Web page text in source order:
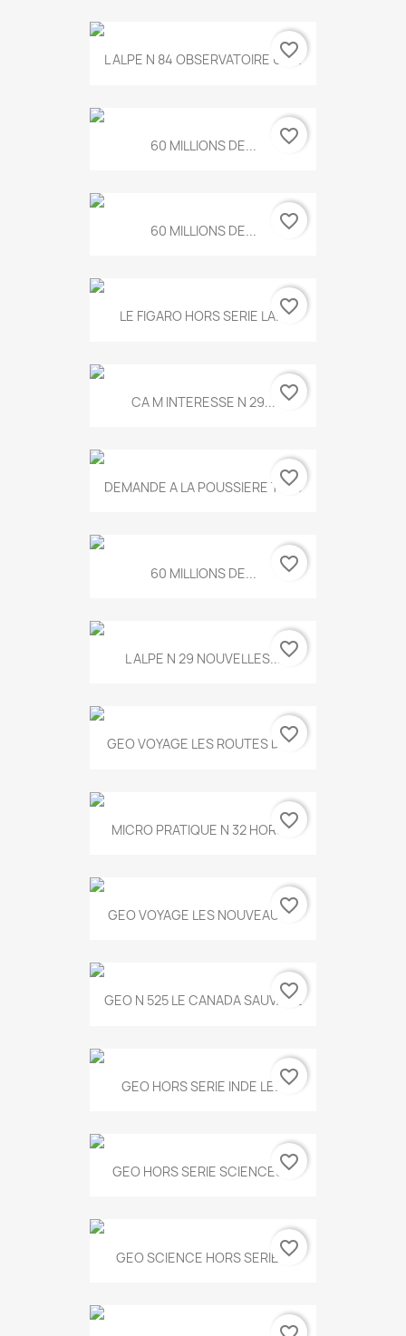
L ALPE N 84 OBSERVATOIRE UN...
favorite_border
60 MILLIONS DE... favorite_border
60 MILLIONS DE... favorite_border
LE FIGARO HORS SERIE LA...favorite_border
CA M INTERESSE N 29... favorite_border
DEMANDE A LA POUSSIERE T.778
favorite_border
60 MILLIONS DE... favorite_border
L ALPE N 29 NOUVELLES...favorite_border
GEO VOYAGE LES ROUTES DE...
favorite_border
MICRO PRATIQUE N 32 HORS...
favorite_border
GEO VOYAGE LES NOUVEAUX...
favorite_border
GEO N 525 LE CANADA SAUVAGE
favorite_border
GEO HORS SERIE INDE LE...favorite_border
GEO HORS SERIE SCIENCES...
favorite_border
GEO SCIENCE HORS SERIE...favorite_border